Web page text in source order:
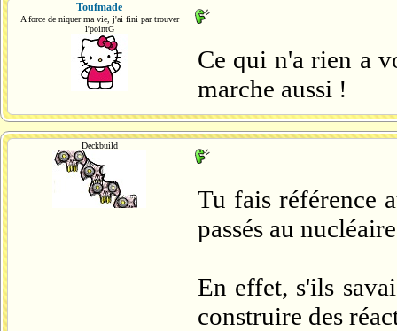
Toufmade
A force de niquer ma vie, j'ai fini par trouver
l'pointG
Ce qui n'a rien a
marche aussi !
Deckbuild
Tu fais référence
passés au
En effet, s'ils
construire des